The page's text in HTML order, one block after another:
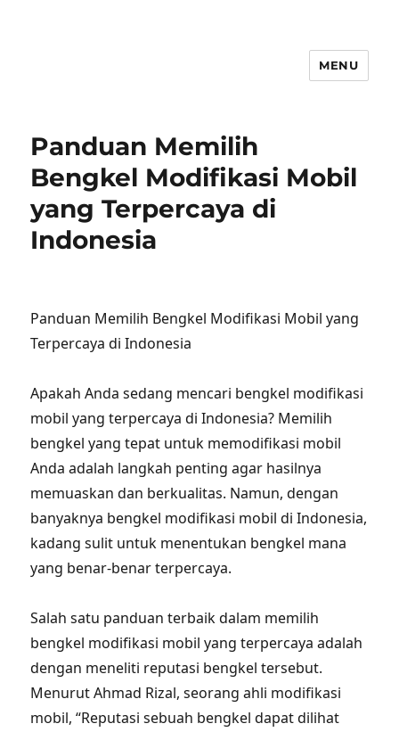
MENU
Panduan Memilih
Bengkel Modifikasi Mobil
yang Terpercaya di
Indonesia
Panduan Memilih Bengkel Modifikasi Mobil yang
Terpercaya di Indonesia
Apakah Anda sedang mencari bengkel modifikasi
mobil yang terpercaya di Indonesia? Memilih
bengkel yang tepat untuk memodifikasi mobil
Anda adalah langkah penting agar hasilnya
memuaskan dan berkualitas. Namun, dengan
banyaknya bengkel modifikasi mobil di Indonesia,
kadang sulit untuk menentukan bengkel mana
yang benar-benar terpercaya.
Salah satu panduan terbaik dalam memilih
bengkel modifikasi mobil yang terpercaya adalah
dengan meneliti reputasi bengkel tersebut.
Menurut Ahmad Rizal, seorang ahli modifikasi
mobil, “Reputasi sebuah bengkel dapat dilihat